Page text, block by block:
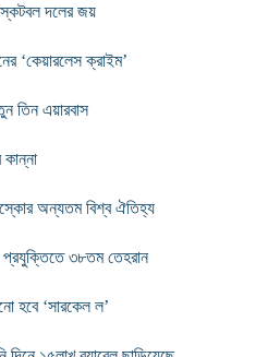
দলের জয়
‘কেয়ারলেস ক্রাইম’
তিন এয়ারবাস
অন্যতম বিশ্ব ঐতিহ্য
প্রযুক্তিতে ৩৮তম তেহরান
হবে ‘সারকেল ল’